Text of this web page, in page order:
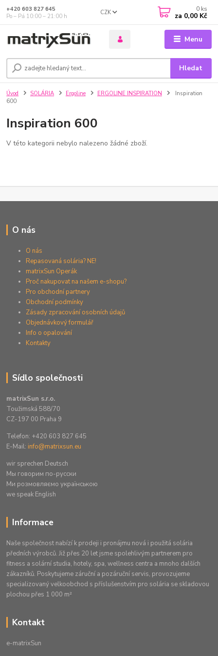
Menu
CZK
Hledat
+420 603 827 645
Po – Pá 10:00 – 21:00 h
0 ks
za 0,00 Kč
Úvod SOLÁRIA Ergoline ERGOLINE INSPIRATION
Inspiration
600
Inspiration 600
V této kategorii nebylo nalezeno žádné zboží.
O nás
O nás
Repasovaná solária? NE!
matrixSun Operák
Proč nakupovat na našem e-shopu?
Pro obchodní partnery
Obchodní podmínky
Zásady zpracování osobních údajů
Objednávkový formulář
Info o opalování
Kontakty
Sídlo společnosti
matrixSun s.r.o.
Toužimská 588/70
CZ-197 00 Praha 9
Telefon: +420 603 827 645
E-Mail: info@matrixsun.eu
wir sprechen Deutsch
Mы говорим по-русски
Ми розмовляємо українською
we speak English
Informace
Naše společnost nabízí k prodeji i pronájmu nová i použitá solária
předních výrobců. Již přes 20 let jsme spolehlivým partnerem pro
fitness a solární studia, hotely, spa, wellness centra a mnoho dalších
zákazníků. Poskytujeme záruční a pozáruční servis, provozujeme
specializovaný velkoobchod s příslušenstvím pro solária se skladovou
plochou přes 1 000 m²
Kontakt
e-matrixSun